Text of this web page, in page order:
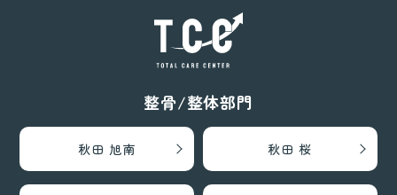
整骨/整体部門
秋田 旭南 秋田 桜